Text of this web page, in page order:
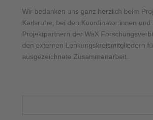
Wir bedanken uns ganz herzlich beim
Karlsruhe, bei den Koordinator:innen und
Projektpartnern der WaX
den externen Lenkungskreismitgliedern
ausgezeichnete Zusammenarbeit.